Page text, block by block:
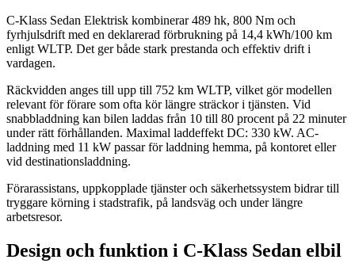
C-Klass Sedan Elektrisk kombinerar 489 hk, 800 Nm och
fyrhjulsdrift med en deklarerad förbrukning på 14,4 kWh/100 km
enligt WLTP. Det ger både stark prestanda och effektiv drift i
vardagen.
Räckvidden anges till upp till 752 km WLTP, vilket gör modellen
relevant för förare som ofta kör längre sträckor i tjänsten. Vid
snabbladdning kan bilen laddas från 10 till 80 procent på 22 minuter
under rätt förhållanden. Maximal laddeffekt DC: 330 kW. AC-
laddning med 11 kW passar för laddning hemma, på kontoret eller
vid destinationsladdning.
Förarassistans, uppkopplade tjänster och säkerhetssystem bidrar till
tryggare körning i stadstrafik, på landsväg och under längre
arbetsresor.
Design och funktion i C-Klass Sedan elbil